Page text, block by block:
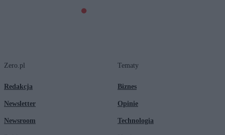
Zero.pl
Redakcja
Newsletter
Newsroom
Tematy
Biznes
Opinie
Technologia